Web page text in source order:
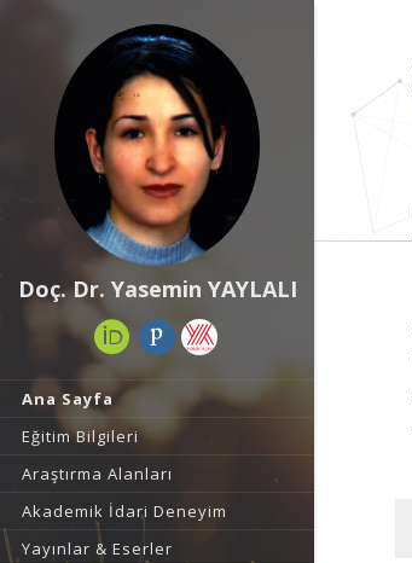
Doç. Dr. Yasemin YAYLALI
Ana Sayfa
Eğitim Bilgileri
Araştırma Alanları
Akademik İdari Deneyim
Yayınlar & Eserler